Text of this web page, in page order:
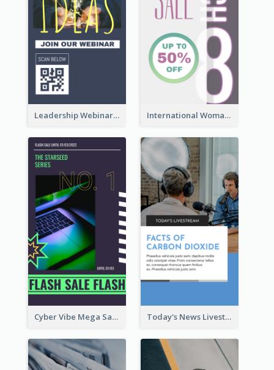
Leadership Webinar Instagram Story Design International Woman's Day Instagram Story Design
Cyber Vibe Mega Sale Instagram Stories Design Today's News Livestream Instagram Story